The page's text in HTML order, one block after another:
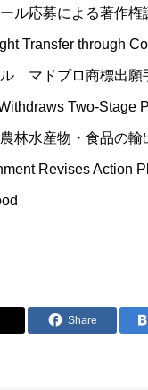
ル応募による著作権
Transfer through
マドプロ商標出願
Two-Stage
林水産物・食品の
Revises Action
Share